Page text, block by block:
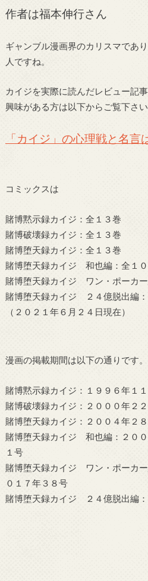
作者は福本伸行さん
ギャンブル漫画界のカリスマであ
人ですね。
カイジを実際に読んだレビュー記
興味がある方は以下からご覧下さい
「カイジ」の心理戦と名言
コミックスは
賭博黙示録カイジ：全１３巻
賭博破壊録カイジ：全１３巻
賭博堕天録カイジ：全１３巻
賭博堕天録カイジ 和也編：全１
賭博堕天録カイジ ワン・ポーカ
賭博堕天録カイジ ２４億脱出編
（２０２１年６月２４日現在）
漫画の掲載期間は以下の通りです。
賭博黙示録カイジ：１９９６年１
賭博破壊録カイジ：２０００年２
賭博堕天録カイジ：２００４年２
賭博堕天録カイジ 和也編：２００
１号
賭博堕天録カイジ ワン・ポーカ
０１７年３８号
賭博堕天録カイジ ２４億脱出編